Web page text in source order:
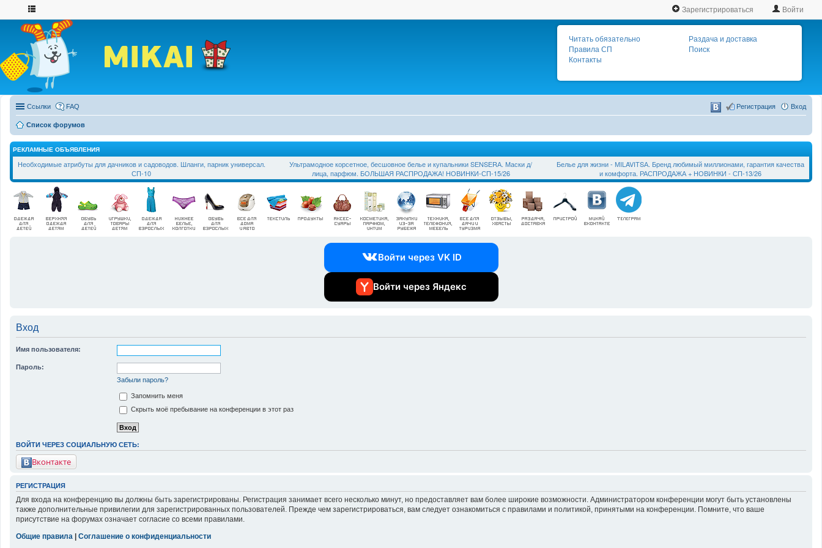
Зарегистрироваться Войти
Читать обязательно
Правила СП
Контакты
Раздача и доставка
Поиск
Ссылки FAQ Вход
Регистрация
Список форумов
РЕКЛАМНЫЕ ОБЪЯВЛЕНИЯ
Необходимые атрибуты для дачников и садоводов. Шланги, парник универсал.
СП-10
Ультрамодное корсетное, бесшовное белье и купальники SЕNSЕRА. Маски д/
лица, парфюм. БОЛЬШАЯ РАСПРОДАЖА! НОВИНКИ-СП-15/26
Белье для жизни - МILAVIТSА. Бренд любимый миллионами, гарантия качества
и комфорта. РАСПРОДАЖА + НОВИНКИ - СП-13/26
Войти через VK ID
Войти через Яндекс
Вход
Имя пользователя:
Пароль:
Забыли пароль?
Запомнить меня
Скрыть моё пребывание на конференции в этот раз
ВОЙТИ ЧЕРЕЗ СОЦИАЛЬНУЮ СЕТЬ:
Вконтакте
РЕГИСТРАЦИЯ
Для входа на конференцию вы должны быть зарегистрированы. Регистрация занимает всего несколько минут, но предоставляет вам более широкие возможности. Администратором конференции могут быть установлены
также дополнительные привилегии для зарегистрированных пользователей. Прежде чем зарегистрироваться, вам следует ознакомиться с правилами и политикой, принятыми на конференции. Помните, что ваше
присутствие на форумах означает согласие со всеми правилами.
Общие правила
Соглашение о конфиденциальности